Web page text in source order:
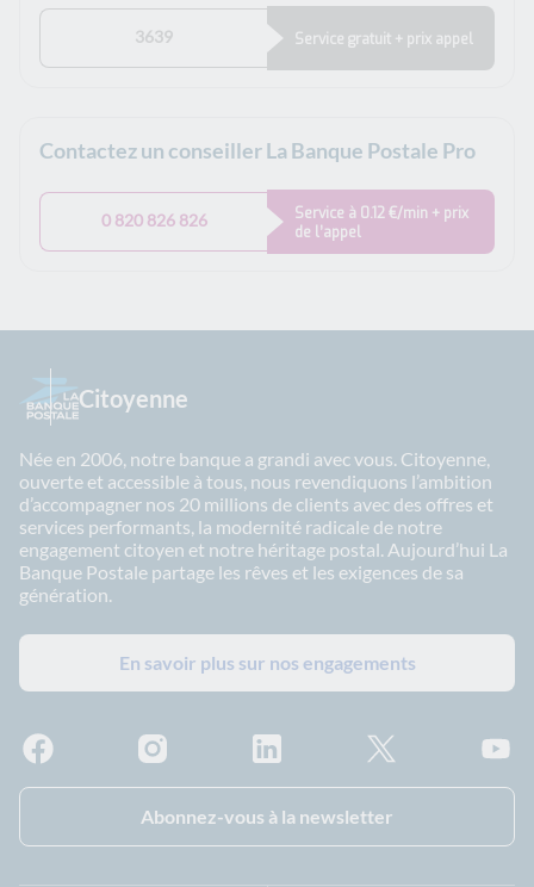
3639 Service gratuit + prix appel
Contactez un conseiller La Banque Postale Pro
0 820 826 826
Service à 0.12 €/min + prix
de l’appel
Citoyenne
Née en 2006, notre banque a grandi avec vous. Citoyenne,
ouverte et accessible à tous, nous revendiquons l’ambition
d’accompagner nos 20 millions de clients avec des offres et
services performants, la modernité radicale de notre
engagement citoyen et notre héritage postal. Aujourd’hui La
Banque Postale partage les rêves et les exigences de sa
génération.
En savoir plus sur nos engagements
Abonnez-vous à la newsletter